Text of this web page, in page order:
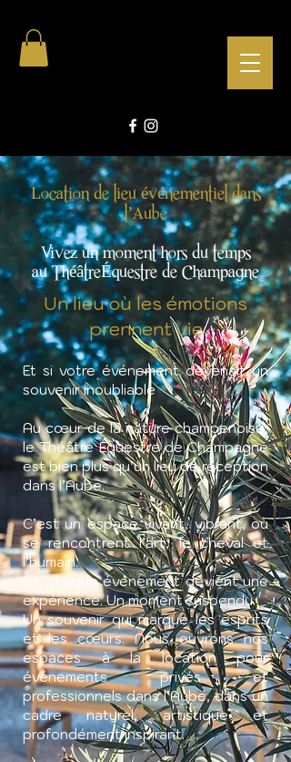
Location de lieu événementiel dans
l’Aube
Vivez un moment hors du temps
au ThéâtreÉquestre de Champagne
Un lieu où les émotions
prennent vie
Et si votre événement devenait un
souvenir inoubliable
Au cœur de la nature champenoise,
le Théâtre Équestre de Champagne
est bien plus qu’un lieu de réception
dans l’Aube.
C’est un espace vivant, vibrant, où
se rencontrent l’art, le cheval et
l’humain.
Ici, chaque événement devient une
expérience. Un moment suspendu.
Un souvenir qui marque les esprits
et les cœurs. Nous ouvrons nos
espaces à la location pour
événements privés et
professionnels dans l’Aube, dans un
cadre naturel, artistique et
profondément inspirant.